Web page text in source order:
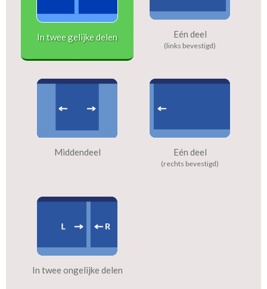
In twee gelijke delen Eén deel
(links bevestigd)
Middendeel Eén deel
(rechts bevestigd)
In twee ongelijke delen